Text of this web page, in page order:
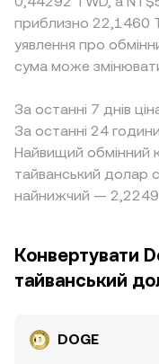
приблизно 22,1460
уявлення про
сума може
За останні 7 днів
За останні 24
Найвищий обмінний
тайванський долар
найнижчий — 2,2249
Конвертувати
тайванський
DOGE